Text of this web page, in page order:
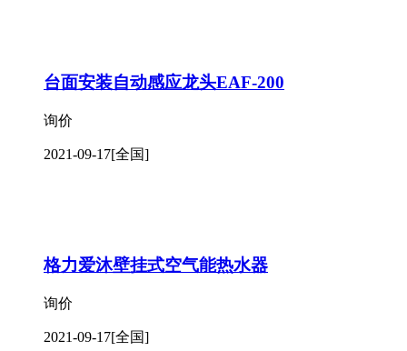
台面安装自动感应龙头EAF-200
询价
2021-09-17[全国]
格力爱沐壁挂式空气能热水器
询价
2021-09-17[全国]